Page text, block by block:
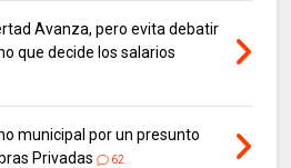
Avanza, pero evita debatir
que decide los salarios
municipal por un presunto
Privadas
62